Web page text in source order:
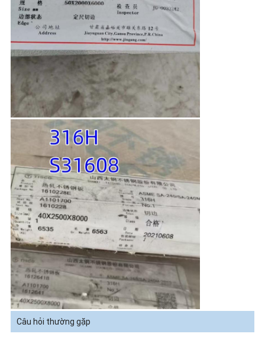
Câu hỏi thường gặp